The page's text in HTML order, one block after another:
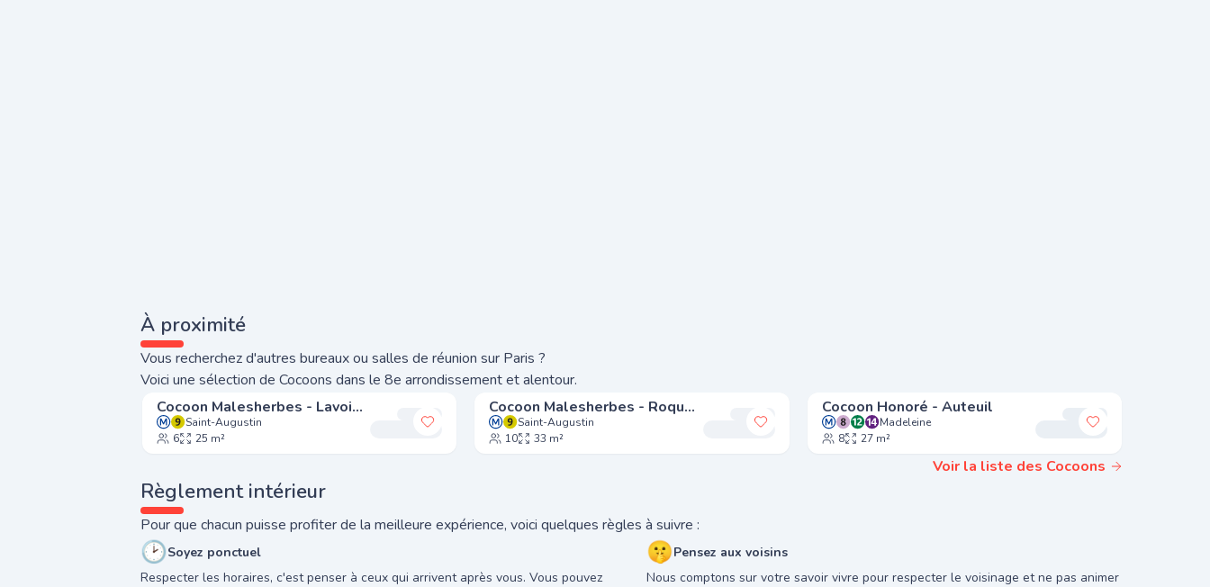
À proximité
Vous recherchez d'autres bureaux ou salles de réunion sur Paris ?
Voici une sélection de Cocoons dans le 8e arrondissement et alentour.
Ajouter à mes favoris
Cocoon Malesherbes - Lavoisier
Saint-Augustin
6
25 m² Ajouter à mes favoris
Cocoon Malesherbes - Roquépine
Saint-Augustin
10
33 m² Ajouter à mes
Cocoon Honoré - Auteuil
Madeleine
8
27 m²
Voir la liste des Cocoons
Règlement intérieur
Pour que chacun puisse profiter de la meilleure expérience, voici quelques règles à suivre :
🕑Soyez ponctuel
Respecter les horaires, c'est penser à ceux qui arrivent après vous. Vous pouvez
🤫Pensez aux voisins
Nous comptons sur votre savoir vivre pour respecter le voisinage et ne pas animer